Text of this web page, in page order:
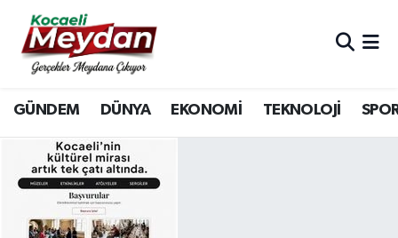
GÜNDEM DÜNYA EKONOMİ TEKNOLOJİ
Nöbetçi Eczaneler
Hava Durumu
Trafik Durumu
Süper Lig Puan Durumu ve Fikstür